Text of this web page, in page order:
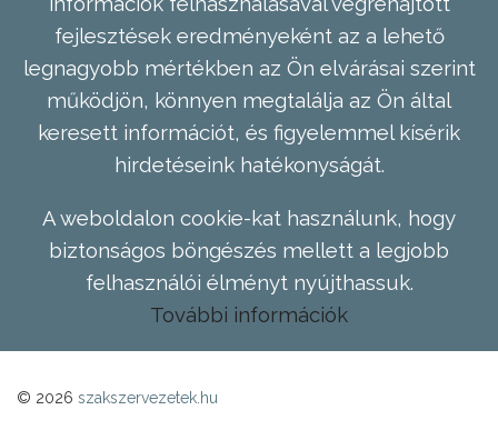
fejlesztések eredményeként az a lehető
legnagyobb mértékben az Ön elvárásai szerint
működjön, könnyen megtalálja az Ön által
keresett információt, és figyelemmel kísérik
hirdetéseink hatékonyságát.
A weboldalon cookie-kat használunk, hogy
biztonságos böngészés mellett a legjobb
felhasználói élményt nyújthassuk.
További információk
© 2026 szakszervezetek.hu